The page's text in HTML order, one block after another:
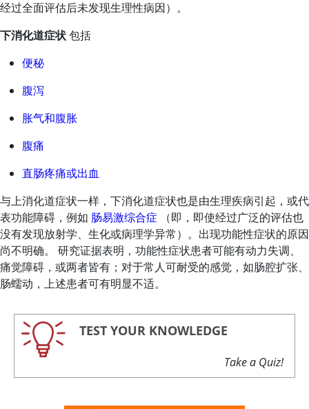
经过全面评估后未发现生理性病因）。
下消化道症状包括
便秘
腹泻
胀气和腹胀
腹痛
直肠疼痛或出血
与上消化道症状一样，下消化道症状也是由生理疾病引起，或代
表功能障碍，例如 肠易激综合症 （即，即使经过广泛的评估也
没有发现放射学、生化或病理学异常）。出现功能性症状的原因
尚不明确。 研究证据表明，功能性症状患者可能有动力失调、
痛觉障碍，或两者皆有；对于常人可耐受的感觉，如肠腔扩张、
肠蠕动，上述患者可有明显不适。
TEST YOUR KNOWLEDGE
Take a Quiz!